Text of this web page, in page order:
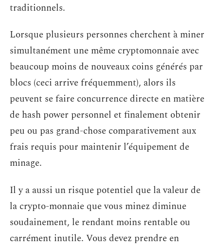
traditionnels.
Lorsque plusieurs personnes cherchent à miner
simultanément une même cryptomonnaie avec
beaucoup moins de nouveaux coins générés par
blocs (ceci arrive fréquemment), alors ils
peuvent se faire concurrence directe en matière
de hash power personnel et finalement obtenir
peu ou pas grand-chose comparativement aux
frais requis pour maintenir l’équipement de
minage.
Il y a aussi un risque potentiel que la valeur de
la crypto-monnaie que vous minez diminue
soudainement, le rendant moins rentable ou
carrément inutile. Vous devez prendre en